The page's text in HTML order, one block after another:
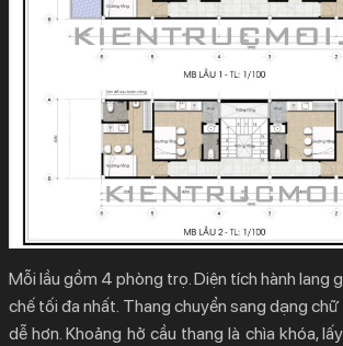
Mỗi lầu gồm 4 phòng trọ. Diện tích hành lang
chế tối đa nhất. Thang chuyển sang dạng
dễ hơn. Khoảng hở cầu thang là chìa khóa,